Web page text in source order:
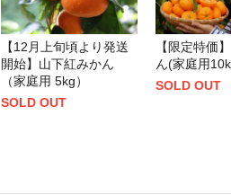
【12月上旬頃より発送
開始】山下紅みかん
（家庭用 5kg）
SOLD OUT
【限定特価
ん(家庭用
SOLD OUT